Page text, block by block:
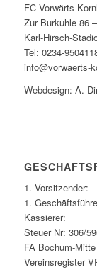
FC Vorwärts
Zur Burkuhle 86
Karl-Hirsch-
Tel: 0234-
info@vorwaerts-
Webdesign: A.
1.
1.
Kassierer:
Steuer Nr: 306/
FA Bochum-Mitte
Vereinsregister